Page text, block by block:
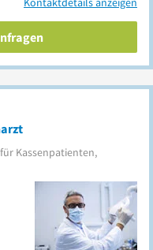
Kassenpatienten,